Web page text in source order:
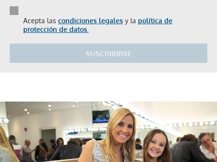
Acepta las condiciones legales y la política de
protección de datos.
SUSCRIBIRSE